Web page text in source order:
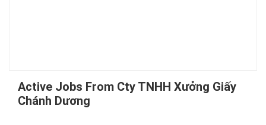
Active Jobs From Cty TNHH Xưởng Giấy
Chánh Dương